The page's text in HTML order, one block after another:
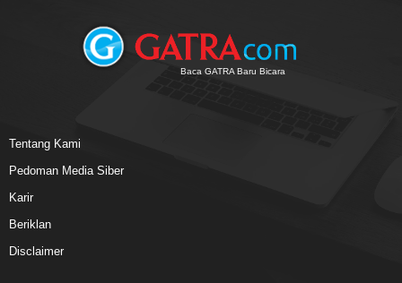
Baca GATRA Baru Bicara
Tentang Kami
Pedoman Media Siber
Karir
Beriklan
Disclaimer